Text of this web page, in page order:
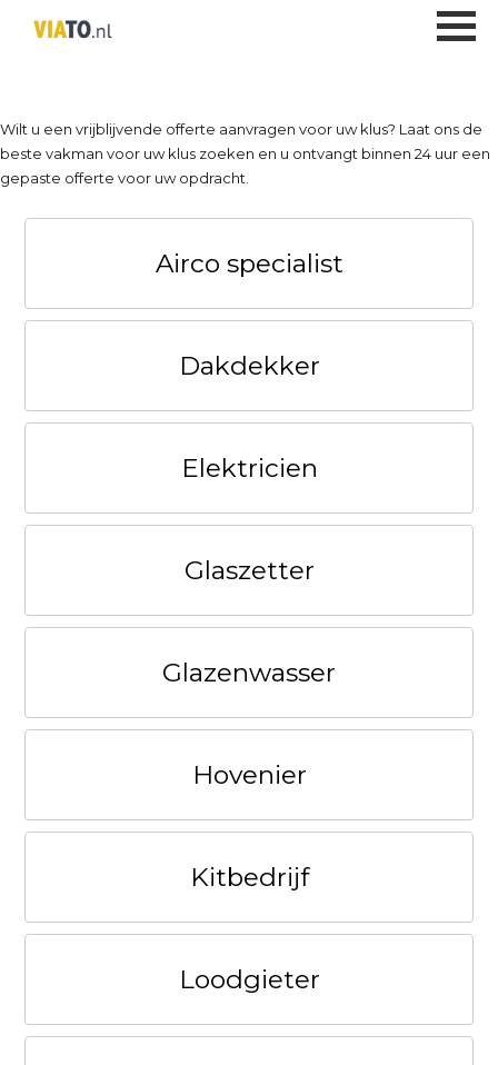
Wilt u een vrijblijvende offerte aanvragen voor uw klus? Laat ons de
beste vakman voor uw klus zoeken en u ontvangt binnen 24 uur een
gepaste offerte voor uw opdracht.
Airco specialist
Dakdekker
Elektricien
Glaszetter
Glazenwasser
Hovenier
Kitbedrijf
Loodgieter